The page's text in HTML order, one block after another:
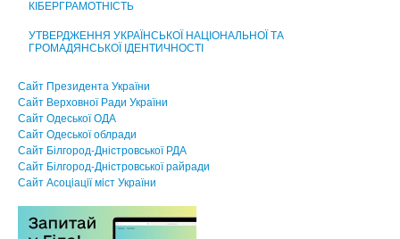
КІБЕРГРАМОТНІСТЬ
УТВЕРДЖЕННЯ УКРАЇНСЬКОЇ НАЦІОНАЛЬНОЇ ТА
ГРОМАДЯНСЬКОЇ ІДЕНТИЧНОСТІ
Сайт Президента України
Сайт Верховної Ради України
Сайт Одеської ОДА
Сайт Одеської облради
Сайт Білгород-Дністровської РДА
Сайт Білгород-Дністровської райради
Сайт Асоцiацiї мiст України